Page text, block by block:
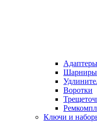
Адаптеры
Шарниры
Воротки
Ключи и